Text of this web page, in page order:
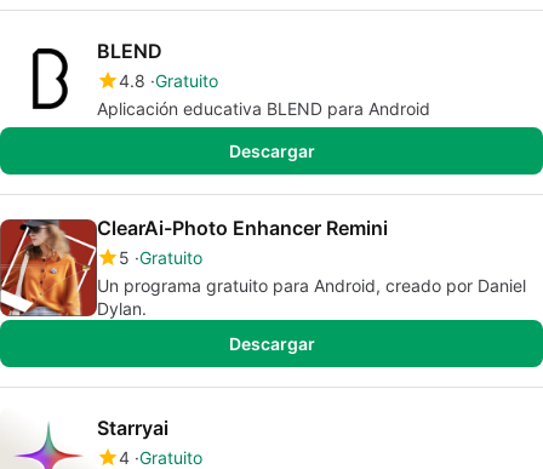
BLEND
4.8 Gratuito
Aplicación educativa BLEND para Android
Descargar
ClearAi-Photo Enhancer Remini
5 Gratuito
Un programa gratuito para Android, creado por Daniel
Dylan.
Descargar
Starryai
4 Gratuito